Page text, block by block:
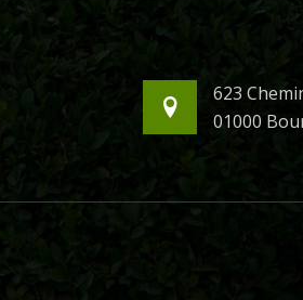
623
01000